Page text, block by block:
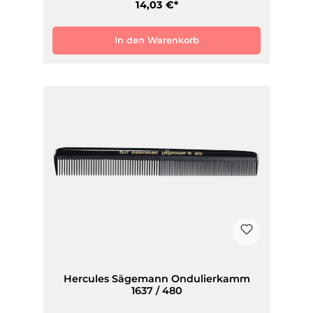
14,03 €*
In den Warenkorb
Hercules Sägemann Ondulierkamm
1637 / 480